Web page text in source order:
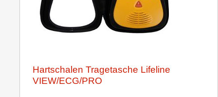
Hartschalen Tragetasche Lifeline
VIEW/ECG/PRO